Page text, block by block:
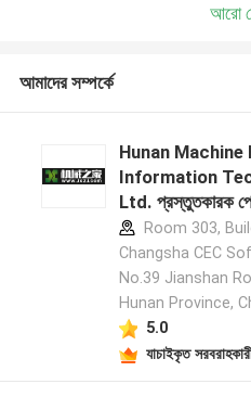
আরো
আমাদের সম্পর্কে
Hunan Machine
Information
Ltd. প্রস্তুতকারক
Room 303,
Changsha CEC
No.39 Jianshan
Hunan Province,
5.0
যাচাইকৃত